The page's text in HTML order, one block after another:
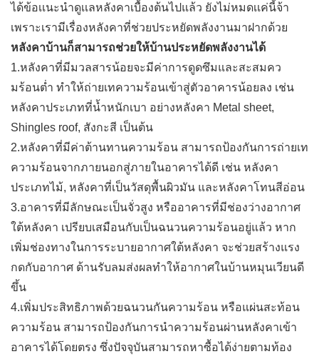
ได้ข้อเเนะนำดูเเลหลังคาเบื้องต้นไปแล้ว ยังไม่หมดเเค่นี้จ้า
เพราะเรามีเรื่องหลังคาที่ช่วยประหยัดพลังงานมาฝากด้วย
หลังคาบ้านก็สามารถช่วยให้บ้านประหยัดพลังงานได้
1.หลังคาที่มีมวลสารน้อยจะมีค่าการดูดซึมและสะสมคว
มร้อนต่ำ ทำให้ถ่ายเทความร้อนเข้าสู่ตัวอาคารน้อยลง เช่น
หลังคาประเภทที่น้ำหนักเบา อย่างหลังคา Metal sheet,
Shingles roof, สังกะสี เป็นต้น
2.หลังคาที่มีค่าต้านทานความร้อน สามารถป้องกันการถ่ายเท
ความร้อนจากภายนอกสู่ภายในอาคารได้ดี เช่น หลังคา
ประเภทไม้, หลังคาที่เป็นวัสดุพื้นผิวมัน และหลังคาโทนสีอ่อน
3.อาคารที่มีลักษณะเป็นจั่วสูง หรืออาคารที่มีช่องว่างอากาศ
ใต้หลังคา เปรียบเสมือนกับเป็นฉนวนความร้อนอยู่แล้ว หาก
เพิ่มช่องทางในการระบายอากาศใต้หลังคา จะช่วยสร้างแรง
กดกับอากาศ ด้านรับลมส่งผลทำให้อากาศในบ้านหมุนเวียนดี
ขึ้น
4.เพิ่มประสิทธิภาพด้วยฉนวนกันความร้อน หรือแผ่นสะท้อน
ความร้อน สามารถป้องกันการนำความร้อนผ่านหลังคาเข้า
อาคารได้โดยตรง ซึ่งปัจจุบันสามารถหาซื้อได้ง่ายตามท้อง